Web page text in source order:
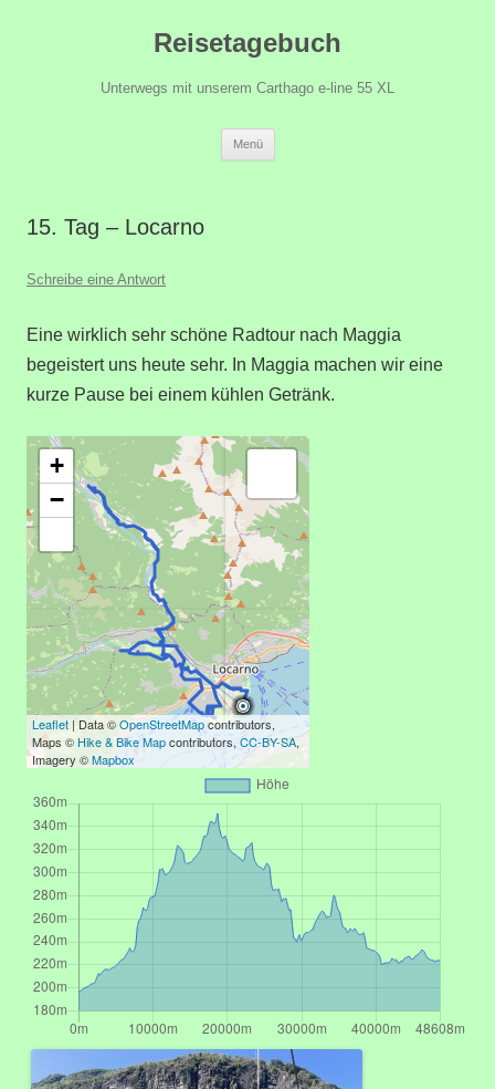
Reisetagebuch
Unterwegs mit unserem Carthago e-line 55 XL
Menü
15. Tag – Locarno
Schreibe eine Antwort
Eine wirklich sehr schöne Radtour nach Maggia
begeistert uns heute sehr. In Maggia machen wir eine
kurze Pause bei einem kühlen Getränk.
+
−
Leaflet | Data ©OpenStreetMapcontributors,
Maps ©Hike & Bike Mapcontributors,CC-BY-SA,
Imagery ©Mapbox